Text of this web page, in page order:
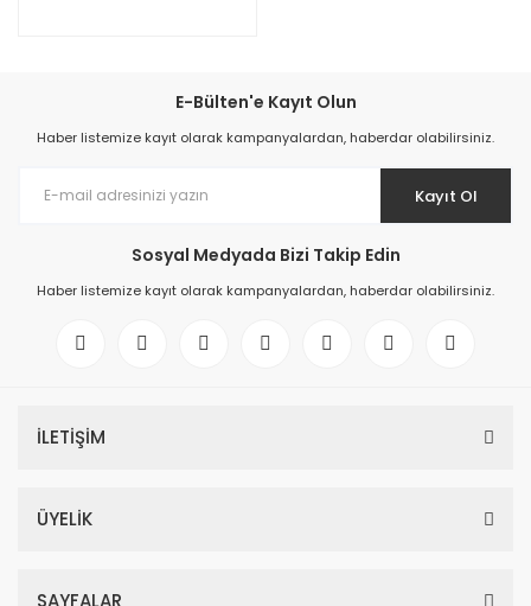
E-Bülten'e Kayıt Olun
Haber listemize kayıt olarak kampanyalardan, haberdar olabilirsiniz.
Kayıt Ol
Sosyal Medyada Bizi Takip Edin
Haber listemize kayıt olarak kampanyalardan, haberdar olabilirsiniz.
İLETİŞİM
ÜYELİK
SAYFALAR